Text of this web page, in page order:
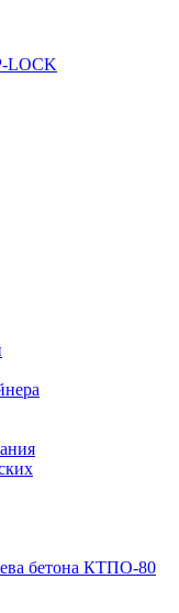
LOCK
бетона КТПО-80